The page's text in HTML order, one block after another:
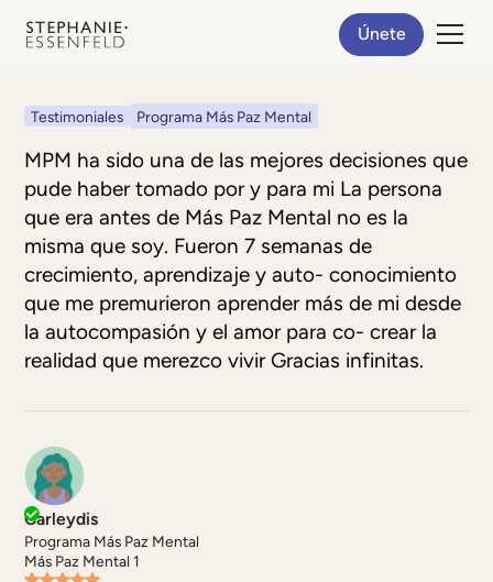
Únete
Testimoniales Programa Más Paz Mental
MPM ha sido una de las mejores decisiones que
pude haber tomado por y para mi La persona
que era antes de Más Paz Mental no es la
misma que soy. Fueron 7 semanas de
crecimiento, aprendizaje y auto- conocimiento
que me premurieron aprender más de mi desde
la autocompasión y el amor para co- crear la
realidad que merezco vivir Gracias infinitas.
Carleydis
Programa Más Paz Mental
Más Paz Mental 1